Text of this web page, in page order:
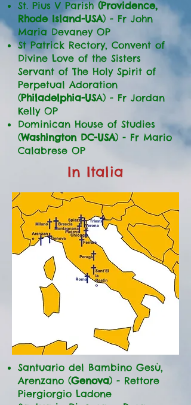
St. Pius V Parish(Providence,
Rhode Island-USA) - Fr John
Maria Devaney OP
St Patrick Rectory, Convent of
Divine Love of the Sisters
Servant of The Holy Spirit of
Perpetual Adoration
(Philadelphia-USA) - Fr Jordan
Kelly OP
Dominican House of Studies
(Washington DC-USA) - Fr Mario
Calabrese OP
In Italia
Santuario del Bambino Gesù,
Arenzano (Genova) - Rettore
Piergiorgio Ladone